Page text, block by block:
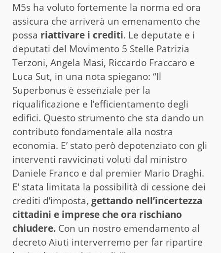
M5s ha voluto fortemente la norma ed ora
assicura che arriverà un emenamento che
possa riattivare i crediti. Le deputate e i
deputati del Movimento 5 Stelle Patrizia
Terzoni, Angela Masi, Riccardo Fraccaro e
Luca Sut, in una nota spiegano: “Il
Superbonus è essenziale per la
riqualificazione e l’efficientamento degli
edifici. Questo strumento che sta dando un
contributo fondamentale alla nostra
economia. E’ stato però depotenziato con gli
interventi ravvicinati voluti dal ministro
Daniele Franco e dal premier Mario Draghi.
E’ stata limitata la possibilità di cessione dei
crediti d’imposta, gettando nell’incertezza
cittadini e imprese che ora rischiano
chiudere. Con un nostro emendamento al
decreto Aiuti interverremo per far ripartire